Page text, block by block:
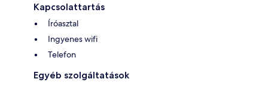
Kapcsolattartás
Íróasztal
Ingyenes wifi
Telefon
Egyéb szolgáltatások